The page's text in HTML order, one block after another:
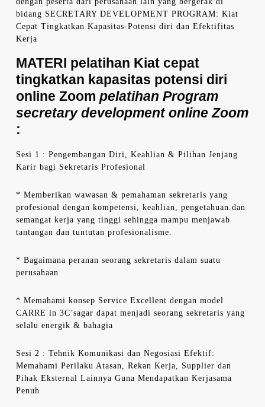
bidang SECRETARY DEVELOPMENT PROGRAM: Kiat
Cepat Tingkatkan Kapasitas-Potensi diri dan Efektifitas
Kerja
MATERI pelatihan Kiat cepat
tingkatkan kapasitas potensi diri
online Zoom pelatihan Program
secretary development online Zoom
:
Sesi 1 : Pengembangan Diri, Keahlian & Pilihan Jenjang
Karir bagi Sekretaris Profesional
* Memberikan wawasan & pemahaman sekretaris yang
profesional dengan kompetensi, keahlian, pengetahuan.dan
semangat kerja yang tinggi sehingga mampu menjawab
tantangan dan tuntutan profesionalisme.
* Bagaimana peranan seorang sekretaris dalam suatu
perusahaan
* Memahami konsep Service Excellent dengan model
CARRE in 3C’sagar dapat menjadi seorang sekretaris yang
selalu energik & bahagia
Sesi 2 : Tehnik Komunikasi dan Negosiasi Efektif:
Memahami Perilaku Atasan, Rekan Kerja, Supplier dan
Pihak Eksternal Lainnya Guna Mendapatkan Kerjasama
Penuh